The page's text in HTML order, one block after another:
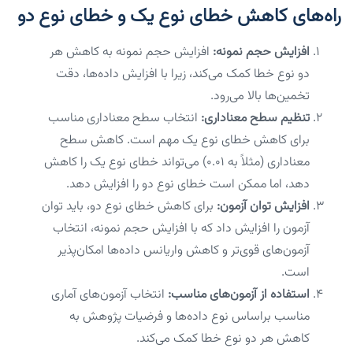
راه‌های کاهش خطای نوع یک و خطای نوع دو
افزایش حجم نمونه: افزایش حجم نمونه به کاهش هر
دو نوع خطا کمک می‌کند، زیرا با افزایش داده‌ها، دقت
تخمین‌ها بالا می‌رود.
تنظیم سطح معناداری: انتخاب سطح معناداری مناسب
برای کاهش خطای نوع یک مهم است. کاهش سطح
معناداری (مثلاً به ۰.۰۱) می‌تواند خطای نوع یک را کاهش
دهد، اما ممکن است خطای نوع دو را افزایش دهد.
افزایش توان آزمون: برای کاهش خطای نوع دو، باید توان
آزمون را افزایش داد که با افزایش حجم نمونه، انتخاب
آزمون‌های قوی‌تر و کاهش واریانس داده‌ها امکان‌پذیر
است.
استفاده از آزمون‌های مناسب: انتخاب آزمون‌های آماری
مناسب براساس نوع داده‌ها و فرضیات پژوهش به
کاهش هر دو نوع خطا کمک می‌کند.